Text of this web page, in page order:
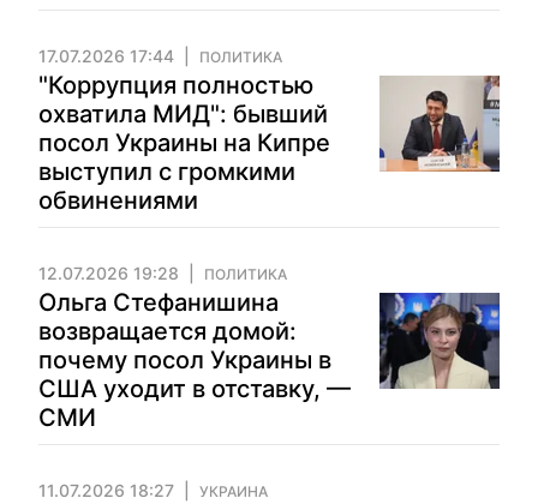
17.07.2026 17:44 ПОЛИТИКА
"Коррупция полностью
охватила МИД": бывший
посол Украины на Кипре
выступил с громкими
обвинениями
12.07.2026 19:28 ПОЛИТИКА
Ольга Стефанишина
возвращается домой:
почему посол Украины в
США уходит в отставку, —
СМИ
11.07.2026 18:27 УКРАИНА